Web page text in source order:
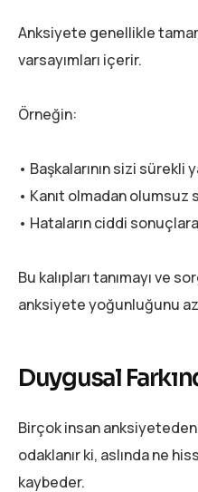
Anksiyete genellikle
varsayımları içerir.
Örneğin:
• Başkalarının sizi sürekli
• Kanıt olmadan
• Hataların ciddi
Bu kalıpları tanımayı ve
anksiyete yoğunluğunu
Duygusal
Birçok insan
odaklanır ki, aslında ne
kaybeder.